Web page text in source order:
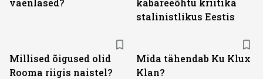
vaenlased?
kabareeõhtu kriitika
stalinistlikus Eestis
Millised õigused olid
Rooma riigis naistel?
Mida tähendab Ku Klux
Klan?